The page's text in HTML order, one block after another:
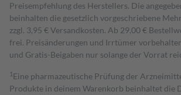
Preisempfehlung des Herstellers. Die
beinhalten die gesetzlich vorgeschriebene
zzgl. 3,95 € Versandkosten. Ab 29,00 €
frei. Preisänderungen und Irrtümer
und Gratis-Beigaben nur solange der Vorrat
1 Eine pharmazeutische Prüfung der
Produkte in deinem Warenkorb beinhaltet die